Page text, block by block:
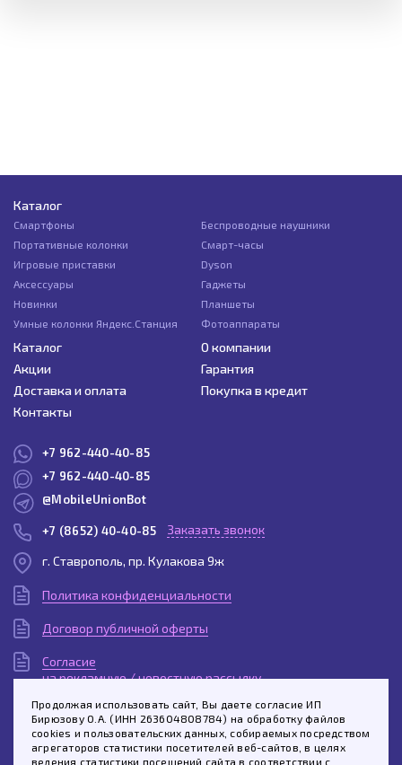
Продолжая использовать сайт, Вы даете согласие ИП
Бирюзову О.А. (ИНН 263604808784) на обработку файлов
cookies и пользовательских данных, собираемых посредством
агрегаторов статистики посетителей веб-сайтов, в целях
ведения статистики посещений сайта в соответствии с
Каталог
Смартфоны
Беспроводные наушники
Портативные колонки
Смарт-часы
Игровые приставки
Dyson
Аксессуары
Гаджеты
Новинки
Планшеты
Умные колонки Яндекс.Станция
Фотоаппараты
Каталог
О компании
Акции
Гарантия
Доставка и оплата
Покупка в кредит
Контакты
+7 962-440-40-85
+7 962-440-40-85
@MobileUnionBot
+7 (8652) 40-40-85 Заказать звонок
г. Ставрополь, пр. Кулакова 9ж
Политика конфиденциальности
Договор публичной оферты
Согласие
на рекламную / новостную рассылку
Согласие
на обработку персональных данных
Пользовательское